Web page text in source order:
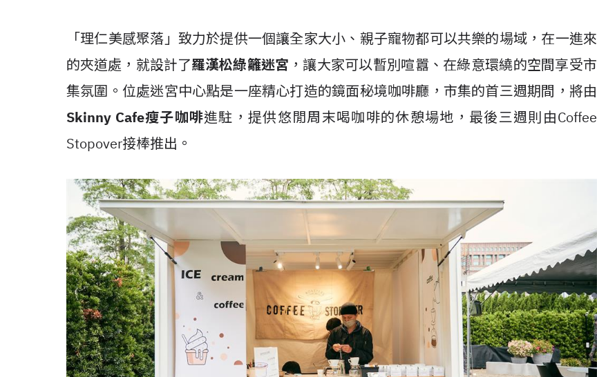
「理仁美感聚落」致力於提供一個讓全家大小、親子寵物都可以共樂的場域，在一進來
的夾道處，就設計了羅漢松綠籬迷宮 ，讓大家可以暫別喧囂、在綠意環繞的空間享受市
集氛圍。位處迷宮中心點是一座精心打造的鏡面秘境咖啡廳，市集的首三週期間，將由
Skinny Cafe瘦子咖啡進駐，提供悠閒周末喝咖啡的休憩場地，最後三週則由Coffee
Stopover接棒推出。